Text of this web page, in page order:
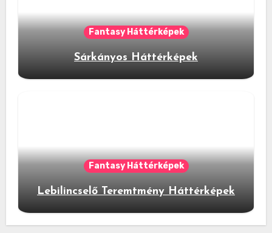
Fantasy Háttérképek
Sárkányos Háttérképek
Fantasy Háttérképek
Lebilincselő Teremtmény Háttérképek